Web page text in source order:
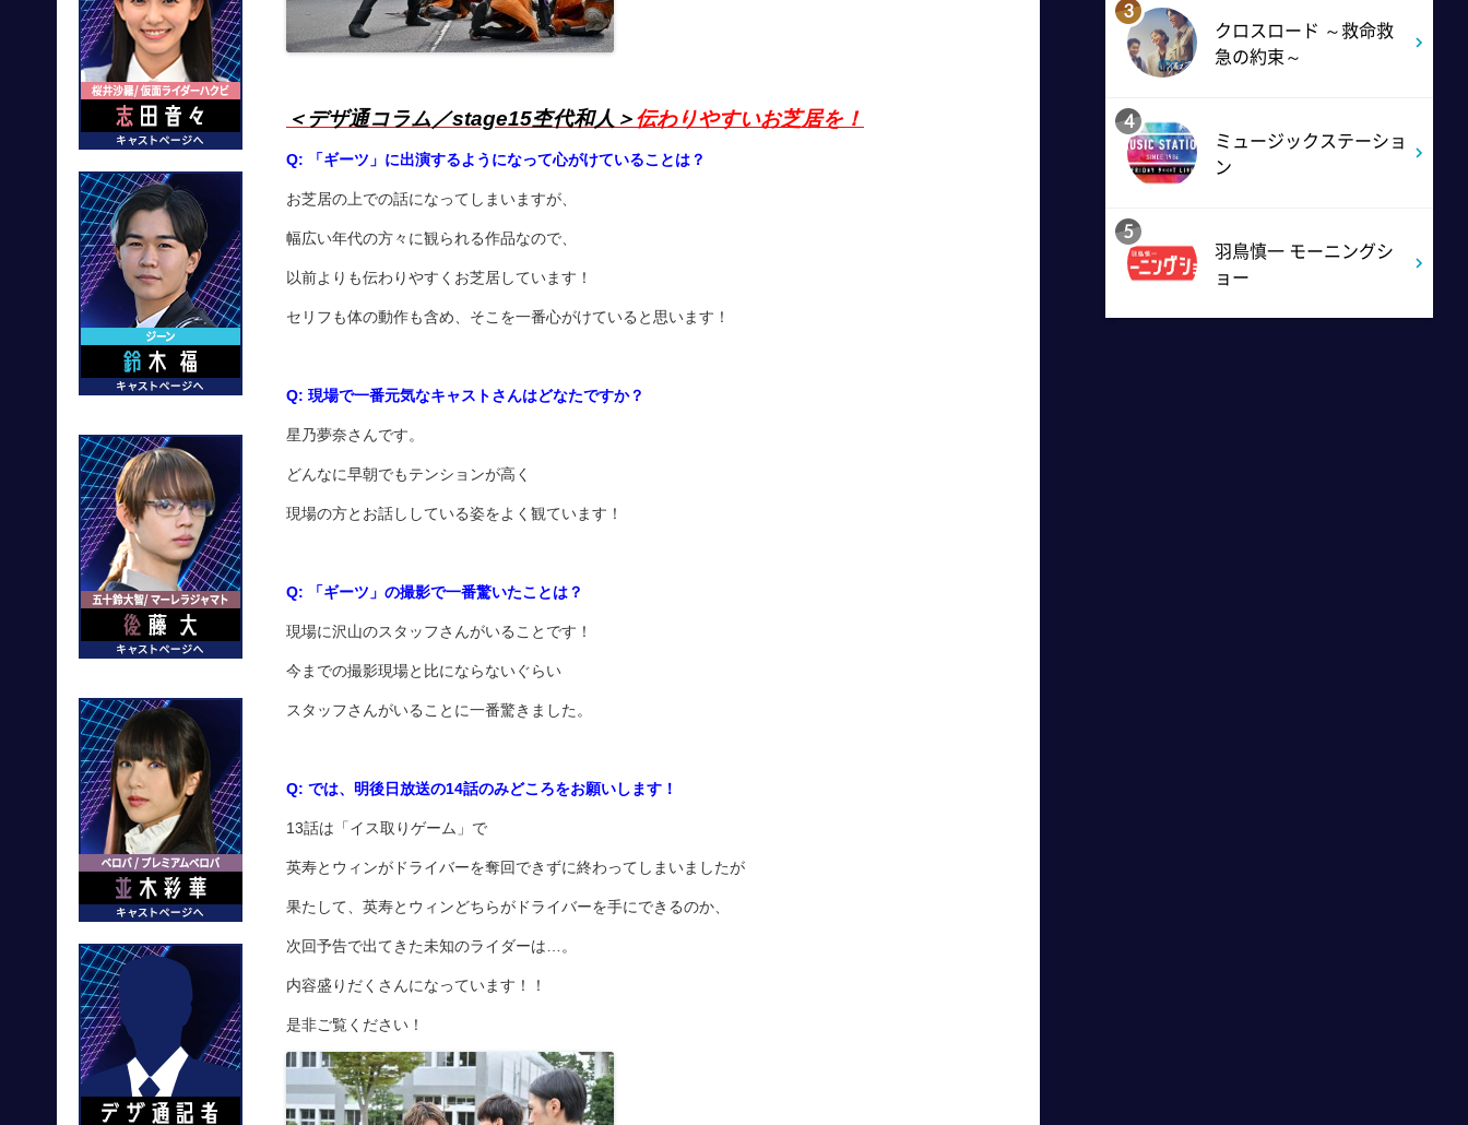
＜デザ通コラム／stage15杢代和人＞伝わりやすいお芝居を！
Q: 「ギーツ」に出演するようになって心がけていることは？
お芝居の上での話になってしまいますが、
幅広い年代の方々に観られる作品なので、
以前よりも伝わりやすくお芝居しています！
セリフも体の動作も含め、そこを一番心がけていると思います！
Q: 現場で一番元気なキャストさんはどなたですか？
星乃夢奈さんです。
どんなに早朝でもテンションが高く
現場の方とお話ししている姿をよく観ています！
Q: 「ギーツ」の撮影で一番驚いたことは？
現場に沢山のスタッフさんがいることです！
今までの撮影現場と比にならないぐらい
スタッフさんがいることに一番驚きました。
Q: では、明後日放送の14話のみどころをお願いします！
13話は「イス取りゲーム」で
英寿とウィンがドライバーを奪回できずに終わってしまいましたが
果たして、英寿とウィンどちらがドライバーを手にできるのか、
次回予告で出てきた未知のライダーは…。
内容盛りだくさんになっています！！
是非ご覧ください！
深夜 2:22
深夜 2:52
クリニックでお悩み解決!
深夜 3:17
3
クロスロード ～救命救
急の約束～
4
ミュージックステーショ
ン
5
羽鳥慎一 モーニングシ
ョー